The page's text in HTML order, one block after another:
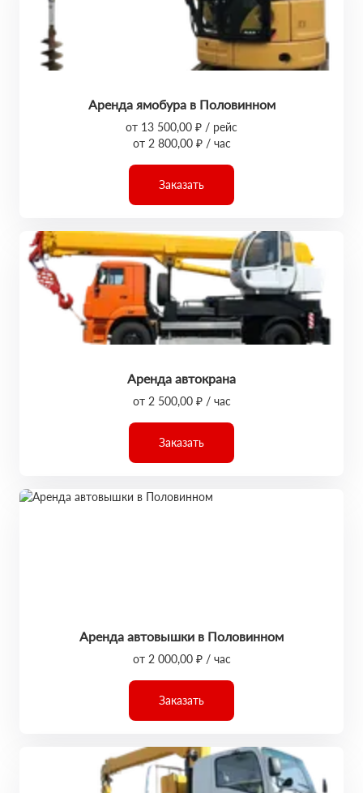
Аренда ямобура в Половинном
от 13 500,00 ₽ / рейс
от 2 800,00 ₽ / час
Заказать
Аренда автокрана
от 2 500,00 ₽ / час
Заказать
Аренда автовышки в Половинном
от 2 000,00 ₽ / час
Заказать